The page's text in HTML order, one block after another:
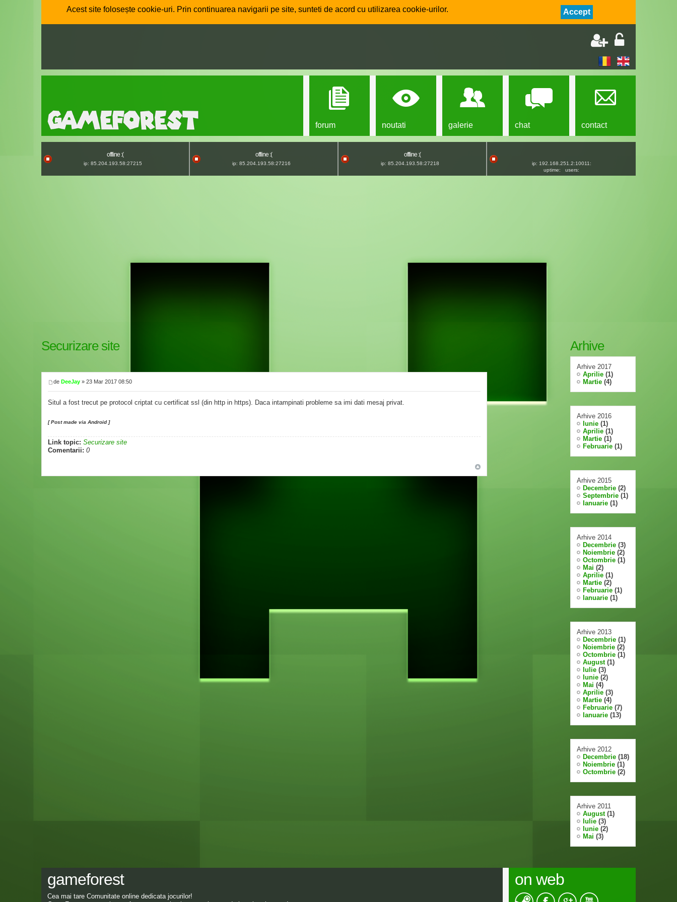
Acest site folosește cookie-uri. Prin continuarea navigarii pe site, sunteti de acord cu utilizarea cookie-urilor. Accept
forum noutati galerie chat contact
offline :(
ip: 85.204.193.58:27215
offline :(
ip: 85.204.193.58:27216
offline :(
ip: 85.204.193.58:27218
ip: 192.168.251.2:10011:
uptime:
users:
Securizare site
de DeeJay » 23 Mar 2017 08:50
Situl a fost trecut pe protocol criptat cu certificat ssl (din http in https). Daca intampinati probleme sa imi dati mesaj privat.
[ Post made via Android ]
Link topic: Securizare site
Comentarii: 0
Arhive
Arhive 2017
Aprilie (1)
Martie (4)
Arhive 2016
Iunie (1)
Aprilie (1)
Martie (1)
Februarie (1)
Arhive 2015
Decembrie (2)
Septembrie (1)
Ianuarie (1)
Arhive 2014
Decembrie (3)
Noiembrie (2)
Octombrie (1)
Mai (2)
Aprilie (1)
Martie (2)
Februarie (1)
Ianuarie (1)
Arhive 2013
Decembrie (1)
Noiembrie (2)
Octombrie (1)
August(1)
Iulie (3)
Iunie (2)
Mai (4)
Aprilie (3)
Martie (4)
Februarie (7)
Ianuarie (13)
Arhive 2012
Decembrie (18)
Noiembrie (1)
Octombrie (2)
Arhive 2011
August(1)
Iulie (3)
Iunie (2)
Mai (3)
gameforest
Cea mai tare Comunitate online dedicata jocurilor!
on web